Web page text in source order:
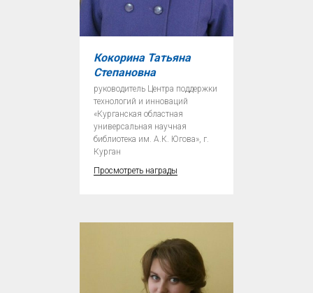
Кокорина Татьяна
Степановна
руководитель Центра поддержки
технологий и инноваций
«Курганская областная
универсальная научная
библиотека им. А.К. Югова», г.
Курган
Просмотреть награды